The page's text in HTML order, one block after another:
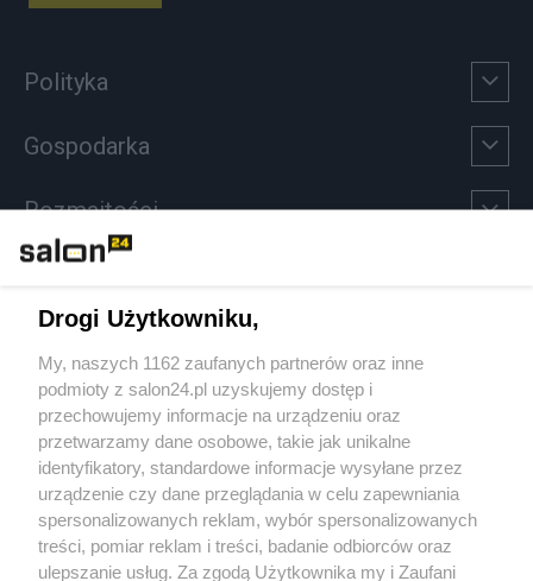
Polityka
Gospodarka
Rozmaitości
Sport
Społeczeństwo
Kultura
Drogi Użytkowniku,
My, naszych 1162 zaufanych partnerów oraz inne
podmioty z salon24.pl uzyskujemy dostęp i
przechowujemy informacje na urządzeniu oraz
przetwarzamy dane osobowe, takie jak unikalne
identyfikatory, standardowe informacje wysyłane przez
urządzenie czy dane przeglądania w celu zapewniania
spersonalizowanych reklam, wybór spersonalizowanych
treści, pomiar reklam i treści, badanie odbiorców oraz
ulepszanie usług. Za zgodą Użytkownika my i Zaufani